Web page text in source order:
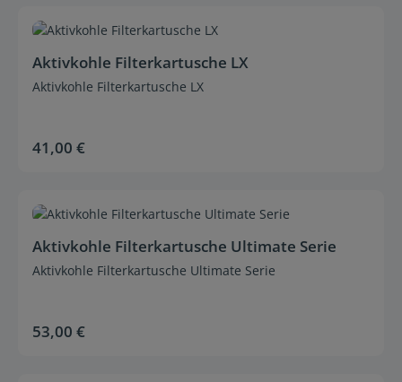
Durchschnittliche Bewertung von 0 von 5 Sternen
Aktivkohle Filterkartusche LX
Aktivkohle Filterkartusche LX
Regulärer Preis:
41,00 €
Durchschnittliche Bewertung von 0 von 5 Sternen
Aktivkohle Filterkartusche Ultimate Serie
Aktivkohle Filterkartusche Ultimate Serie
Regulärer Preis:
53,00 €